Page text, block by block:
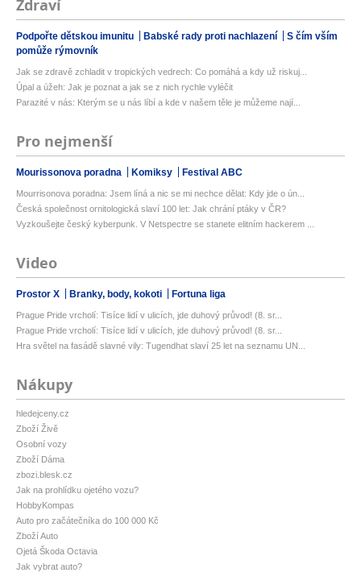
Zdraví
Podpořte dětskou imunitu Babské rady proti nachlazení
S čím vším
pomůže rýmovník
Jak se zdravě zchladit v tropických vedrech: Co pomáhá a kdy už riskuj...
Úpal a úžeh: Jak je poznat a jak se z nich rychle vyléčit
Parazité v nás: Kterým se u nás líbí a kde v našem těle je můžeme nají...
Pro nejmenší
Mourissonova poradna Komiksy Festival ABC
Mourrisonova poradna: Jsem líná a nic se mi nechce dělat: Kdy jde o ún...
Česká společnost ornitologická slaví 100 let: Jak chrání ptáky v ČR?
Vyzkoušejte český kyberpunk. V Netspectre se stanete elitním hackerem ...
Video
Prostor X Branky, body, kokoti Fortuna liga
Prague Pride vrcholí: Tisíce lidí v ulicích, jde duhový průvod! (8. sr...
Prague Pride vrcholí: Tisíce lidí v ulicích, jde duhový průvod! (8. sr...
Hra světel na fasádě slavné vily: Tugendhat slaví 25 let na seznamu UN...
Nákupy
hledejceny.cz
Zboží Živě
Osobní vozy
Zboží Dáma
zbozi.blesk.cz
Jak na prohlídku ojetého vozu?
HobbyKompas
Auto pro začátečníka do 100 000 Kč
Zboží Auto
Ojetá Škoda Octavia
Jak vybrat auto?